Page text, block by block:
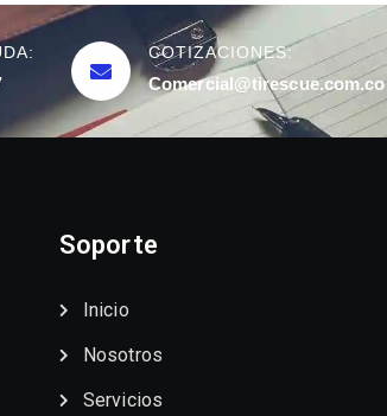
COTIZACIONES:
Comercial@tirescue.com.co
Soporte
Inicio
Nosotros
Servicios